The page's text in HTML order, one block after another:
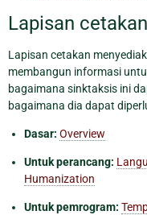
Lapisan cetakan
Lapisan cetakan
membangun informasi
bagaimana sinktaksis ini
bagaimana dia dapat
Dasar: Overview
Untuk perancang:
Humanization
Untuk pemrogram: